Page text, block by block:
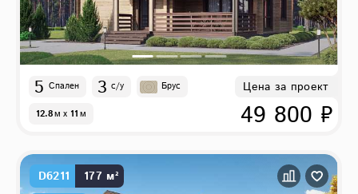
5 Спален 3 с/у Брус
12.8м x 11м
Цена за проект
49 800 ₽
D6211
177 м²